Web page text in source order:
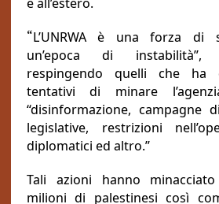
“L’UNRWA è una forza di
un’epoca di
respingendo quelli che ha
tentativi di minare
“disinformazione, campagne
legislative, restrizioni
diplomatici ed altro.”
Tali azioni hanno
milioni di palestinesi così